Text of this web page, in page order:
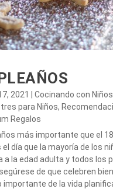
2021 Cocinando con Niños
para Niños,
Regalos
más importante que el 18
día que la mayoría de los
a la edad adulta y todos los
de que celebren bien
de la vida